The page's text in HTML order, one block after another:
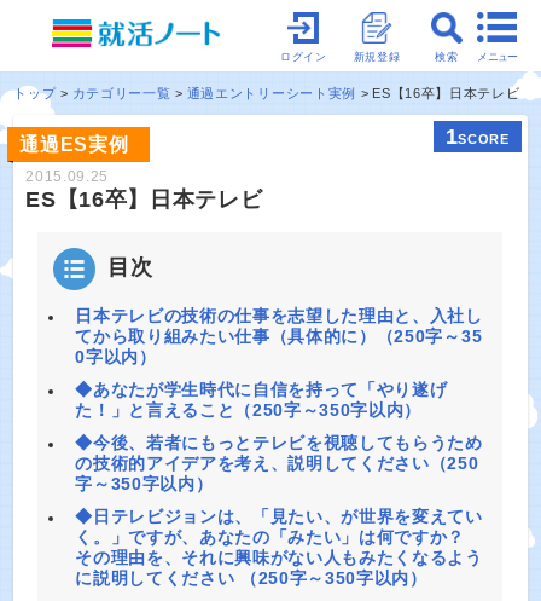
メニュー
検索
新規登録
ログイン
トップ カテゴリー一覧 通過エントリーシート実例 ES【16卒】日本テレビ
通過ES実例 1SCORE
2015.09.25
ES【16卒】日本テレビ
目次
日本テレビの技術の仕事を志望した理由と、入社し
てから取り組みたい仕事（具体的に）（250字～35
0字以内）
◆あなたが学生時代に自信を持って「やり遂げ
た！」と言えること（250字～350字以内）
◆今後、若者にもっとテレビを視聴してもらうため
の技術的アイデアを考え、説明してください（250
字～350字以内）
◆日テレビジョンは、「見たい、が世界を変えてい
く。」ですが、あなたの「みたい」は何ですか？
その理由を、それに興味がない人もみたくなるよう
に説明してください （250字～350字以内）